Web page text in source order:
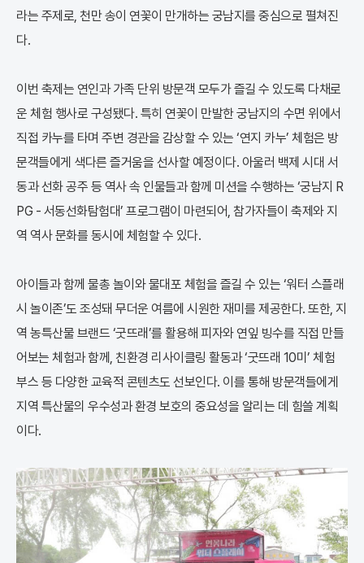
라는 주제로, 천만 송이 연꽃이 만개하는 궁남지를 중심으로 펼쳐진
다.
이번 축제는 연인과 가족 단위 방문객 모두가 즐길 수 있도록 다채로
운 체험 행사로 구성됐다. 특히 연꽃이 만발한 궁남지의 수면 위에서
직접 카누를 타며 주변 경관을 감상할 수 있는 ‘연지 카누’ 체험은 방
문객들에게 색다른 즐거움을 선사할 예정이다. 아울러 백제 시대 서
동과 선화 공주 등 역사 속 인물들과 함께 미션을 수행하는 ‘궁남지 R
PG - 서동선화탐험대’ 프로그램이 마련되어, 참가자들이 축제와 지
역 역사 문화를 동시에 체험할 수 있다.
아이들과 함께 물총 놀이와 물대포 체험을 즐길 수 있는 ‘워터 스플래
시 놀이존’도 조성돼 무더운 여름에 시원한 재미를 제공한다. 또한, 지
역 농특산물 브랜드 ‘굿뜨래’를 활용해 피자와 연잎 빙수를 직접 만들
어보는 체험과 함께, 친환경 리사이클링 활동과 ‘굿뜨래 10미’ 체험
부스 등 다양한 교육적 콘텐츠도 선보인다. 이를 통해 방문객들에게
지역 특산물의 우수성과 환경 보호의 중요성을 알리는 데 힘쓸 계획
이다.